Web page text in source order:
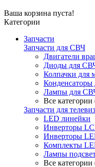
Ваша корзина пуста!
Категории
Запчасти
Запчасти для СВЧ
Двигатели
Диоды для
Колпачки для
Лампы для
Все категории
Запчасти для
LED линейки
Инверторы
Инверторы
Комплекты
Лампы
Все категории